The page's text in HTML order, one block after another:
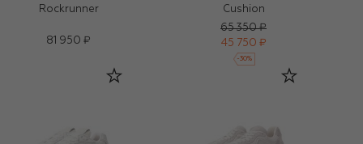
Rockrunner
81 950 ₽
Cushion
65 350 ₽
45 750 ₽
-30%